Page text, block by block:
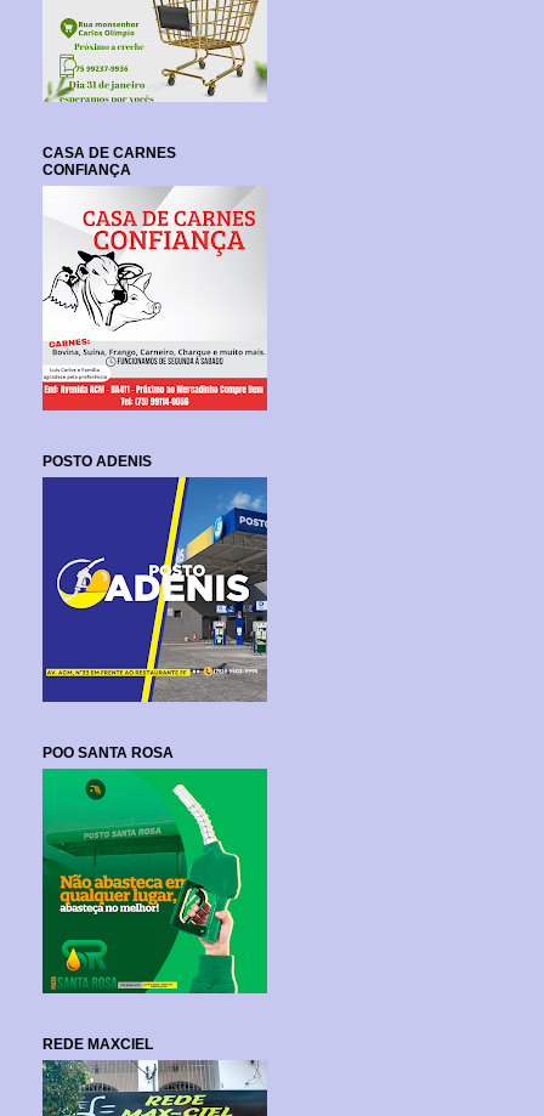
CASA DE CARNES
CONFIANÇA
POSTO ADENIS
POO SANTA ROSA
REDE MAXCIEL